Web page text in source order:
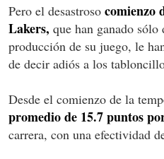
Pero el desastroso comienzo
Lakers, que han ganado
producción de su juego, le
de decir adiós a los
Desde el comienzo de la
promedio de 15.7 puntos
carrera, con una efectividad